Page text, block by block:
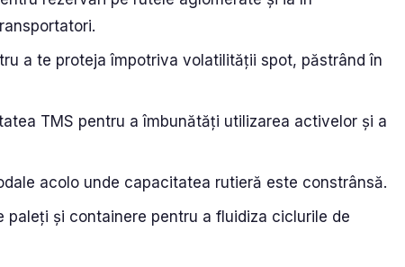
a te proteja împotriva volatilității spot, păstrând în
TMS pentru a îmbunătăți utilizarea activelor și a
acolo unde capacitatea rutieră este constrânsă.
paleți și containere pentru a fluidiza ciclurile de